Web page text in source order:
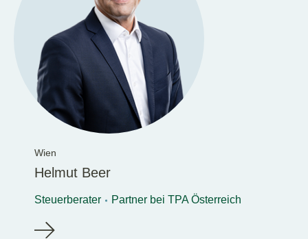
Wien
Helmut Beer
Steuerberater Partner bei TPA Österreich